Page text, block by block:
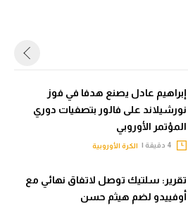
إبراهيم عادل يصنع هدفا في فوز
نورشيلاند على فالور بتصفيات دوري
المؤتمر الأوروبي
الكرة الأوروبية
تقرير: سلتيك توصل لاتفاق نهائي مع
أوفييدو لضم هيثم حسن